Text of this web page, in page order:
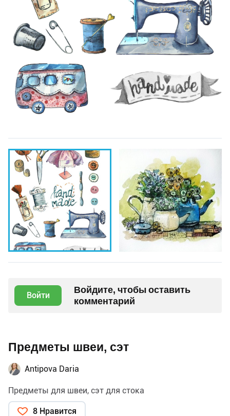
Войти
Войдите, чтобы оставить
комментарий
Предметы швеи, сэт
Antipova Daria
Предметы для швеи, сэт для стока
8 Нравится